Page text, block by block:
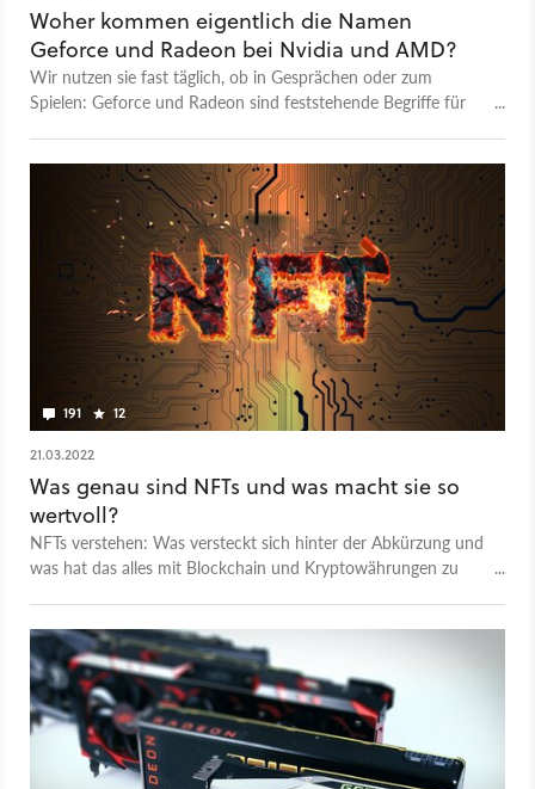
Woher kommen eigentlich die Namen
Geforce und Radeon bei Nvidia und AMD?
Wir nutzen sie fast täglich, ob in Gesprächen oder zum
Spielen: Geforce und Radeon sind feststehende Begriffe für
191 12
21.03.2022
Was genau sind NFTs und was macht sie so
wertvoll?
NFTs verstehen: Was versteckt sich hinter der Abkürzung und
was hat das alles mit Blockchain und Kryptowährungen zu